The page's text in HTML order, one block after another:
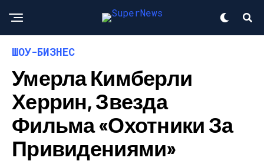
ШОУ-БИЗНЕС
Умерла Кимберли
Херрин, Звезда
Фильма «Охотники За
Привидениями»